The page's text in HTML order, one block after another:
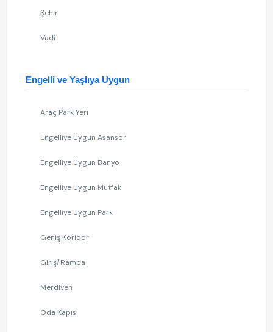
Şehir
Vadi
Engelli ve Yaşlıya Uygun
Araç Park Yeri
Engelliye Uygun Asansör
Engelliye Uygun Banyo
Engelliye Uygun Mutfak
Engelliye Uygun Park
Geniş Koridor
Giriş/Rampa
Merdiven
Oda Kapısı